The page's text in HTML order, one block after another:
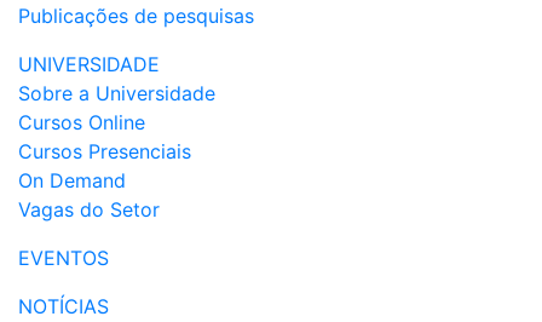
Publicações de pesquisas
UNIVERSIDADE
Sobre a Universidade
Cursos Online
Cursos Presenciais
On Demand
Vagas do Setor
EVENTOS
NOTÍCIAS